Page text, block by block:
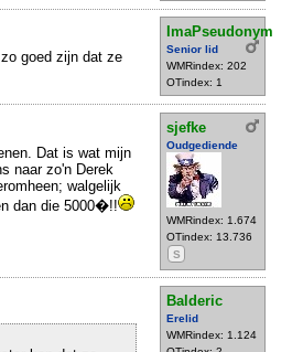
ImaPseudonym
Senior lid
WMRindex: 202
OTindex: 1
goed zijn dat ze
sjefke
Oudgediende
WMRindex: 1.674
OTindex: 13.736
S
Dat is wat mijn
naar zo'n Derek
walgelijk
dan die 5000�!!
Balderic
Erelid
WMRindex: 1.124